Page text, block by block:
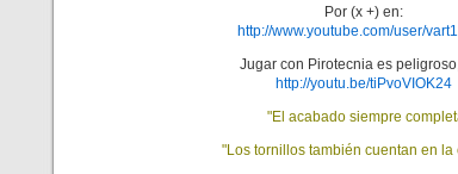
Por (x +) en:
http://www.youtube.com/user/
Jugar con Pirotecnia es
http://youtu.be/tiPvoVIOK24
"El acabado siempre
"Los tornillos también cuentan en